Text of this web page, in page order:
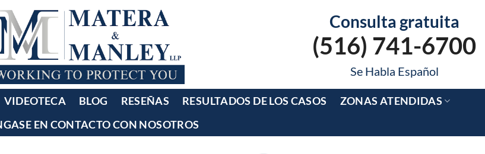
Consulta gratuita
(516) 741-6700
Se Habla Español
VIDEOTECA BLOG RESEÑAS RESULTADOS DE LOS CASOS
ZONAS ATENDIDAS
EN CONTACTO CON NOSOTROS